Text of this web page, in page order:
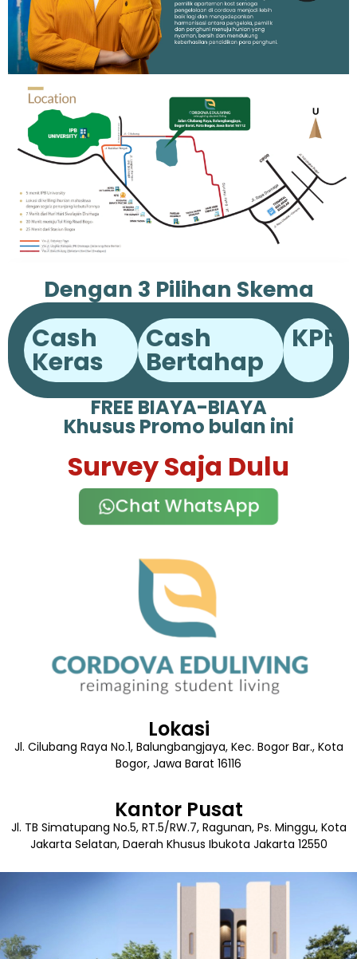
Dengan 3 Pilihan Skema
Pembayaran
Cash
Keras
Cash
Bertahap
KPR
FREE BIAYA-BIAYA
Khusus Promo bulan ini
Survey Saja Dulu
Chat WhatsApp
Lokasi
Jl. Cilubang Raya No.1, Balungbangjaya, Kec. Bogor Bar., Kota
Bogor, Jawa Barat 16116
Kantor Pusat
Jl. TB Simatupang No.5, RT.5/RW.7, Ragunan, Ps. Minggu, Kota
Jakarta Selatan, Daerah Khusus Ibukota Jakarta 12550